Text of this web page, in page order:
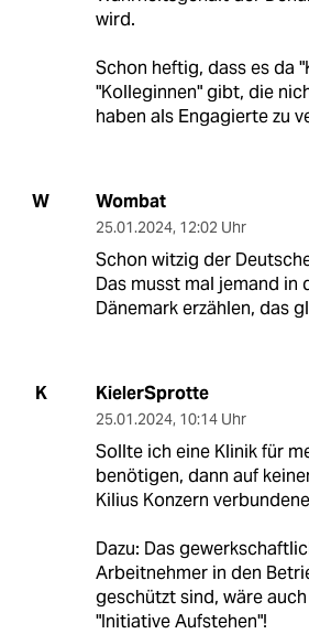
wird.
Schon heftig, dass es da
"Kolleginnen" gibt, die
haben als Engagierte zu
W Wombat
25.01.2024, 12:02 Uhr
Schon witzig der
Das musst mal jemand in
Dänemark erzählen, das
K KielerSprotte
25.01.2024, 10:14 Uhr
Sollte ich eine Klinik für
benötigen, dann auf
Kilius Konzern
Dazu: Das
Arbeitnehmer in den
geschützt sind, wäre
"Initiative Aufstehen"!